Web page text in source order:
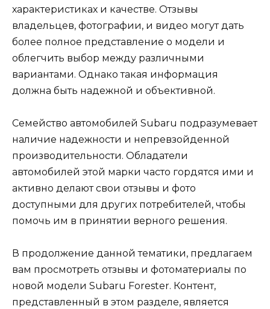
характеристиках и качестве. Отзывы
владельцев, фотографии, и видео могут дать
более полное представление о модели и
облегчить выбор между различными
вариантами. Однако такая информация
должна быть надежной и объективной.
Семейство автомобилей Subaru подразумевает
наличие надежности и непревзойденной
производительности. Обладатели
автомобилей этой марки часто гордятся ими и
активно делают свои отзывы и фото
доступными для других потребителей, чтобы
помочь им в принятии верного решения.
В продолжение данной тематики, предлагаем
вам просмотреть отзывы и фотоматериалы по
новой модели Subaru Forester. Контент,
представленный в этом разделе, является